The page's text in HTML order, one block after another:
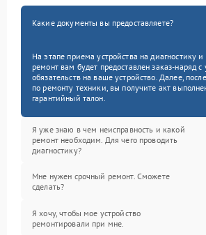
Какие документы вы предоставляете?
На этапе приема устройства на диагностику
ремонт вам будет предоставлен заказ-наряд
обязательств на ваше устройство. Далее,
по ремонту техники, вы получите акт
гарантийный талон.
Я уже знаю в чем неисправность и какой
ремонт необходим. Для чего проводить
диагностику?
Мне нужен срочный ремонт. Сможете
сделать?
Я хочу, чтобы мое устройство
ремонтировали при мне.